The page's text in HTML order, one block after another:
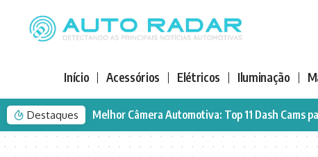
Início Acessórios Elétricos Iluminação
Destaques Melhor Câmera Automotiva: Top 11 Dash Cams